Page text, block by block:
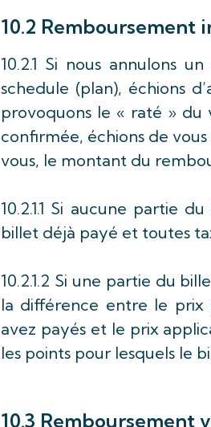
10.2 Remboursement
10.2.1 Si nous annulons
schedule (plan), échions
provoquons le « raté » du
confirmée, échions de
vous, le montant du
10.2.1.1 Si aucune partie
billet déjà payé et toutes
10.2.1.2 Si une partie du
la différence entre le prix
avez payés et le prix
les points pour lesquels le
10.3 Remboursement